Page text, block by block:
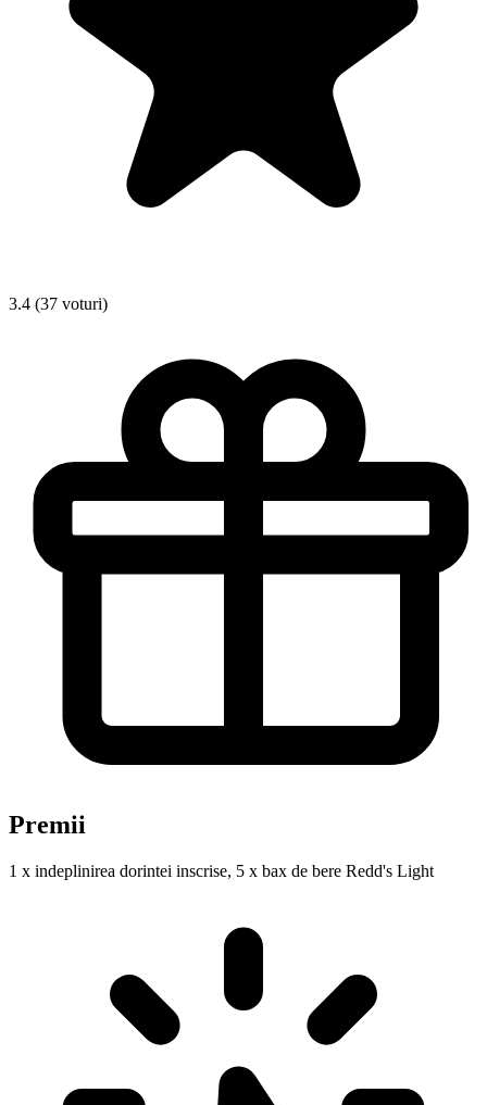
3.4 (37 voturi)
Premii
1 x indeplinirea dorintei inscrise, 5 x bax de bere Redd's Light